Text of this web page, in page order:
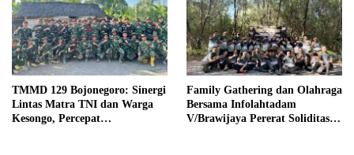
TMMD 129 Bojonegoro: Sinergi
Lintas Matra TNI dan Warga
Kesongo, Percepat
Family Gathering dan Olahraga
Bersama Infolahtadam
V/Brawijaya Pererat Soliditas